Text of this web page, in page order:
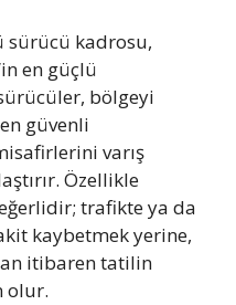
sürücü kadrosu,
en güçlü
bölgeyi
güvenli
varış
Özellikle
trafikte ya da
kaybetmek yerine,
itibaren tatilin
olur.